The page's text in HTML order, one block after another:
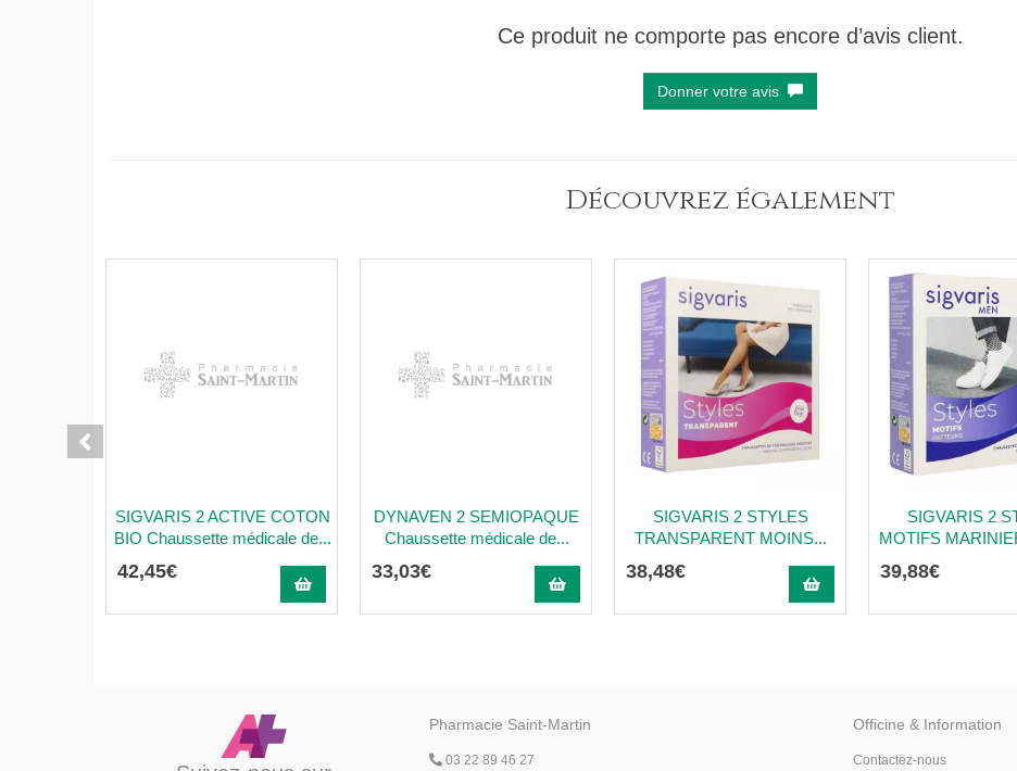
Ce produit ne comporte pas encore d’avis client.
Donner votre avis
Découvrez également
SIGVARIS 2 ACTIVE COTON
BIO Chaussette médicale de...
42,45€
DYNAVEN 2 SEMIOPAQUE
Chaussette médicale de...
33,03€
SIGVARIS 2 STYLES
TRANSPARENT MOINS...
38,48€
SIGVARIS 2
MOTIFS
39,88€
Pharmacie Saint-Martin
03 22 89 46 27
Officine & Information
Contactez-nous